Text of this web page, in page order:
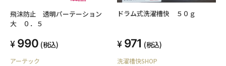
飛沫防止 透明パーテーション
大 ０．５
990 (税込)
アーテック
ドラム式洗濯槽快 ５０ｇ
971 (税込)
洗濯槽快SHOP